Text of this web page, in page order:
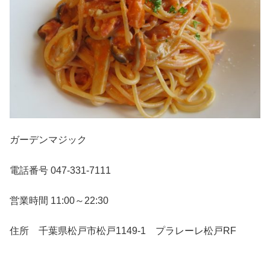
ガーデンマジック
電話番号 047-331-7111
営業時間 11:00～22:30
住所 千葉県松戸市松戸1149-1 プラレーレ松戸RF